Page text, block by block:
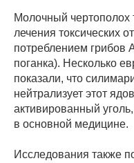
Молочный чертополох
лечения токсических
потреблением грибов
поганка). Несколько
показали, что
нейтрализует этот
активированный
в основной медицине.
Исследования также